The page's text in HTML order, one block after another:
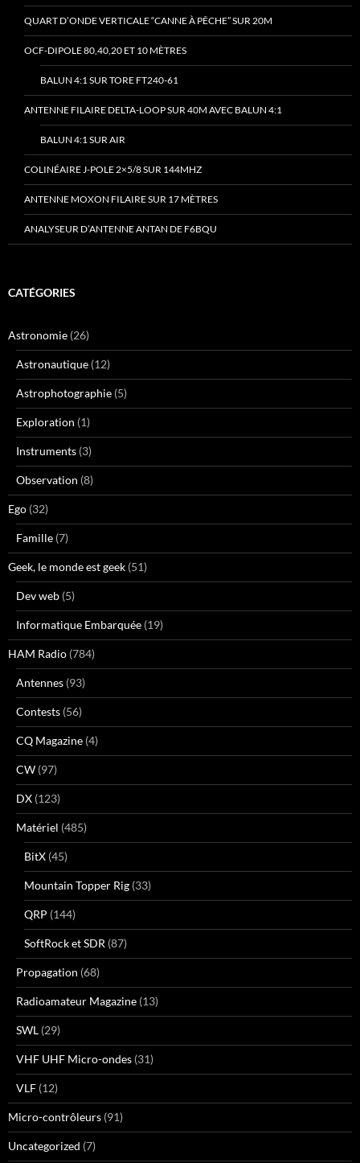
QUART D’ONDE VERTICALE “CANNE À PÊCHE” SUR 20M
OCF-DIPOLE 80,40,20 ET 10 MÈTRES
BALUN 4:1 SUR TORE FT240-61
ANTENNE FILAIRE DELTA-LOOP SUR 40M AVEC BALUN 4:1
BALUN 4:1 SUR AIR
COLINÉAIRE J-POLE 2×5/8 SUR 144MHZ
ANTENNE MOXON FILAIRE SUR 17 MÈTRES
ANALYSEUR D’ANTENNE ANTAN DE F6BQU
CATÉGORIES
Astronomie (26)
Astronautique (12)
Astrophotographie (5)
Exploration (1)
Instruments (3)
Observation (8)
Ego (32)
Famille (7)
Geek, le monde est geek (51)
Dev web (5)
Informatique Embarquée (19)
HAM Radio (784)
Antennes (93)
Contests (56)
CQ Magazine (4)
CW (97)
DX (123)
Matériel (485)
BitX (45)
Mountain Topper Rig (33)
QRP (144)
SoftRock et SDR (87)
Propagation (68)
Radioamateur Magazine (13)
SWL (29)
VHF UHF Micro-ondes (31)
VLF (12)
Micro-contrôleurs (91)
Uncategorized (7)